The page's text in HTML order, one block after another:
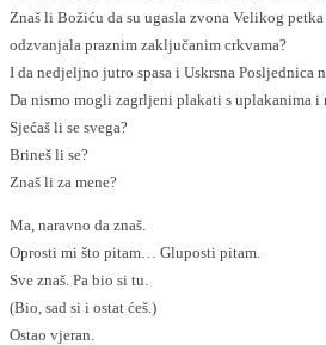
Znaš li Božiću da su ugasla zvona Velikog
odzvanjala praznim zaključanim crkvama?
I da nedjeljno jutro spasa i Uskrsna Posljednica
Da nismo mogli zagrljeni plakati s uplakanima i
Sjećaš li se svega?
Brineš li se?
Znaš li za mene?
Ma, naravno da znaš.
Oprosti mi što pitam… Gluposti pitam.
Sve znaš. Pa bio si tu.
(Bio, sad si i ostat ćeš.)
Ostao vjeran.